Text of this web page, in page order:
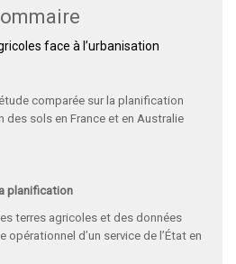
face à l’urbanisation
comparée sur la planification
des sols en France et en Australie
planification
terres agricoles et des données
d’un service de l’État en